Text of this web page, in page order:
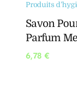
Produits
Savon
Parfum
6,78€